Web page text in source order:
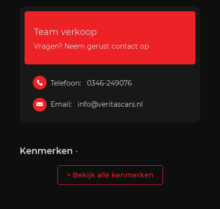
Team verkoop
Vragen? Neem gerust contact op
Telefoon: 0346-249076
Email: info@veritascars.nl
Kenmerken
+ Bekijk alle kenmerken